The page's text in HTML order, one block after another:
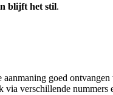
blijft het stil.
goed
via verschillende nummers